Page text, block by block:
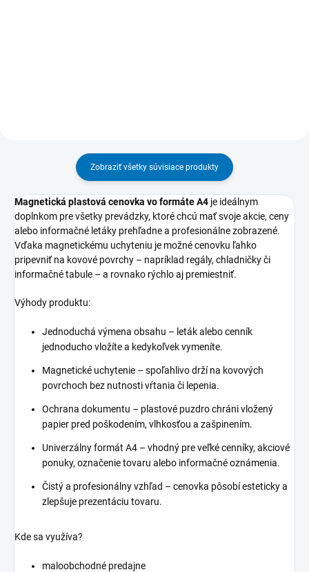
Zobraziť všetky súvisiace produkty
Magnetická plastová cenovka vo formáte A4 je ideálnym
doplnkom pre všetky prevádzky, ktoré chcú mať svoje akcie, ceny
alebo informačné letáky prehľadne a profesionálne zobrazené.
Vďaka magnetickému uchyteniu je možné cenovku ľahko
pripevniť na kovové povrchy – napríklad regály, chladničky či
informačné tabule – a rovnako rýchlo aj premiestniť.
Výhody produktu:
Jednoduchá výmena obsahu – leták alebo cenník
jednoducho vložíte a kedykoľvek vymeníte.
Magnetické uchytenie – spoľahlivo drží na kovových
povrchoch bez nutnosti vŕtania či lepenia.
Ochrana dokumentu – plastové puzdro chráni vložený
papier pred poškodením, vlhkosťou a zašpinením.
Univerzálny formát A4 – vhodný pre veľké cenníky, akciové
ponuky, označenie tovaru alebo informačné oznámenia.
Čistý a profesionálny vzhľad – cenovka pôsobí esteticky a
zlepšuje prezentáciu tovaru.
Kde sa využíva?
maloobchodné predajne